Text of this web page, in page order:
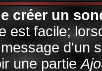
créer un
est facile;
d'un
une partie